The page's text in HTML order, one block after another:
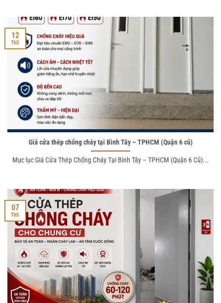
Giá cửa thép chống cháy tại Bình Tây – TPHCM (Quận 6 cũ)
Mục lục Giá Cửa Thép Chống Cháy Tại Bình Tây – TPHCM (Quận 6 Cũ)...
12
Th5
07
Th5